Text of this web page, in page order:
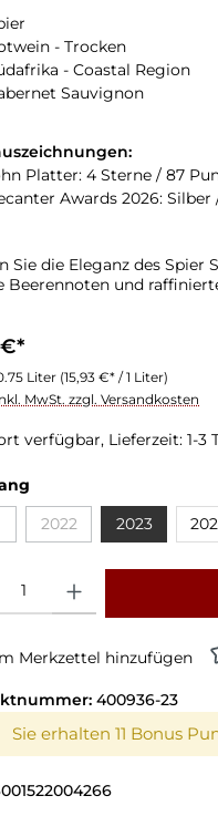
- Trocken
- Coastal Region
Sauvignon
Platter: 4 Sterne / 87
Awards 2026:
Sie die Eleganz des Spier
Beerennoten und
€*
Liter (15,93 €* / 1 Liter)
MwSt. zzgl. Versandkosten
verfügbar, Lieferzeit: 1-3
Option ist zurzeit nicht
2022(Diese Option ist zurzeit
2023
Merkzettel hinzufügen
400936-23
Sie erhalten 11 Bonus